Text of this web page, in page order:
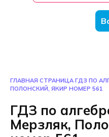
ГЛАВНАЯ СТРАНИЦА ГДЗ ПО
ПОЛОНСКИЙ, ЯКИР НОМЕР 561
ГДЗ по
Мерзляк,